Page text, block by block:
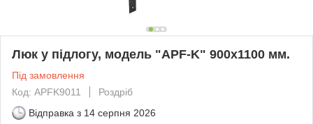
Люк у підлогу, модель "APF-K" 900х1100 мм.
Під замовлення
Код: APFK9011
Роздріб
Відправка з 14 серпня 2026